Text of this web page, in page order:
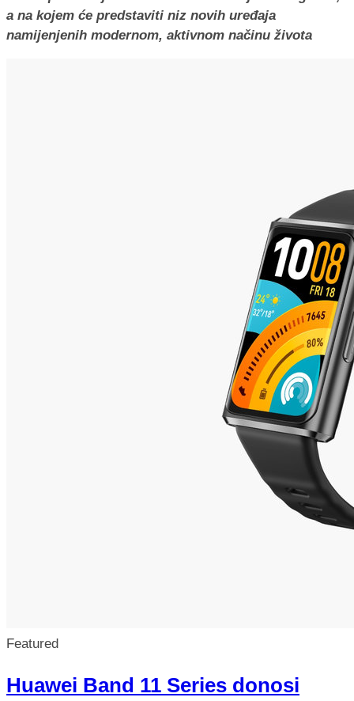
a na kojem će predstaviti niz novih uređaja
namijenjenih modernom, aktivnom načinu života
Featured
Huawei Band 11 Series donosi